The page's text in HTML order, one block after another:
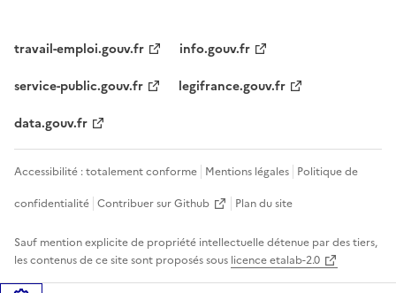
travail-emploi.gouv.fr
info.gouv.fr
service-public.gouv.fr
legifrance.gouv.fr
data.gouv.fr
Accessibilité : totalement conforme Mentions légales Politique de
confidentialité Contribuer sur Github Plan du site
Sauf mention explicite de propriété intellectuelle détenue par des tiers,
les contenus de ce site sont proposés sous licence etalab-2.0